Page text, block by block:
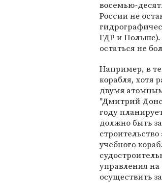
восемью-
России не
ГДР и Польше).
остаться не
Например, в
корабля, хотя
двумя
"Дмитрий
году
должно быть
учебного
управления
осуществить